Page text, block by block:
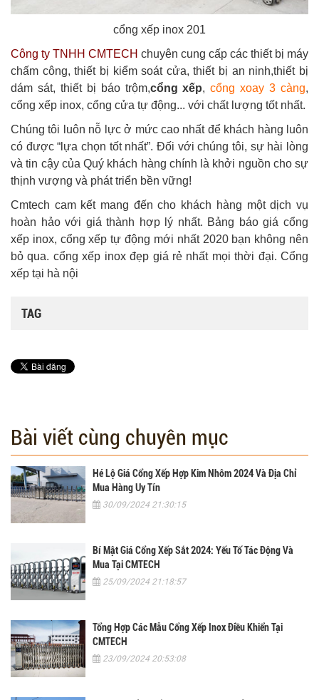
cổng xếp inox 201
Công ty TNHH CMTECH chuyên cung cấp các thiết bị máy
chấm công, thiết bị kiểm soát cửa, thiết bị an ninh,thiết bị
dám sát, thiết bị báo trộm,cổng xếp,cổng xoay 3 càng,
cổng xếp inox, cổng cửa tự động... với chất lượng tốt nhất.
Chúng tôi luôn nỗ lực ở mức cao nhất để khách hàng luôn
có được “lựa chọn tốt nhất”. Đối với chúng tôi, sự hài lòng
và tin cậy của Quý khách hàng chính là khởi nguồn cho sự
thịnh vượng và phát triển bền vững!
Cmtech cam kết mang đến cho khách hàng một dịch vụ
hoàn hảo với giá thành hợp lý nhất. Bảng báo giá cổng
xếp inox, cổng xếp tự động mới nhất 2020 bạn không nên
bỏ qua. cổng xếp inox đẹp giá rẻ nhất mọi thời đại. Cổng
xếp tại hà nội
TAG
Bài viết cùng chuyên mục
Hé Lộ Giá Cổng Xếp Hợp Kim Nhôm 2024 Và Địa Chỉ
Mua Hàng Uy Tín
30/09/2024 21:30:15
Bí Mật Giá Cổng Xếp Sắt 2024: Yếu Tố Tác Động Và
Mua Tại CMTECH
25/09/2024 21:18:57
Tổng Hợp Các Mẫu Cổng Xếp Inox Điều Khiển Tại
CMTECH
23/09/2024 20:53:08